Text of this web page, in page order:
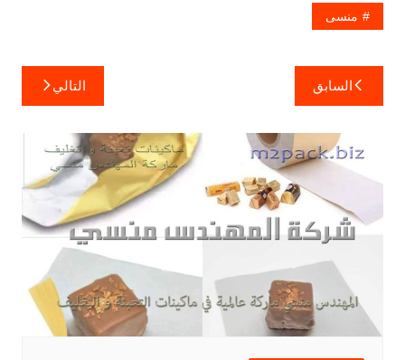
منسى
تصفّح
المقالات
السابق التالي